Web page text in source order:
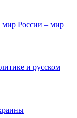
мир России – мир
и русском